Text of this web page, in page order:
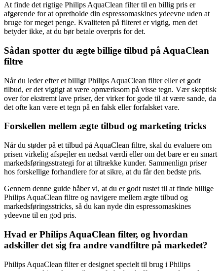
At finde det rigtige Philips AquaClean filter til en billig pris er
afgørende for at opretholde din espressomaskines ydeevne uden at
bruge for meget penge. Kvaliteten på filteret er vigtig, men det
betyder ikke, at du bør betale overpris for det.
Sådan spotter du ægte billige tilbud på AquaClean
filtre
Når du leder efter et billigt Philips AquaClean filter eller et godt
tilbud, er det vigtigt at være opmærksom på visse tegn. Vær skeptisk
over for ekstremt lave priser, der virker for gode til at være sande, da
det ofte kan være et tegn på en falsk eller forfalsket vare.
Forskellen mellem ægte tilbud og marketing tricks
Når du støder på et tilbud på AquaClean filtre, skal du evaluere om
prisen virkelig afspejler en nedsat værdi eller om det bare er en smart
markedsføringsstrategi for at tiltrække kunder. Sammenlign priser
hos forskellige forhandlere for at sikre, at du får den bedste pris.
Gennem denne guide håber vi, at du er godt rustet til at finde billige
Philips AquaClean filtre og navigere mellem ægte tilbud og
markedsføringsstricks, så du kan nyde din espressomaskines
ydeevne til en god pris.
Hvad er Philips AquaClean filter, og hvordan
adskiller det sig fra andre vandfiltre på markedet?
Philips AquaClean filter er designet specielt til brug i Philips